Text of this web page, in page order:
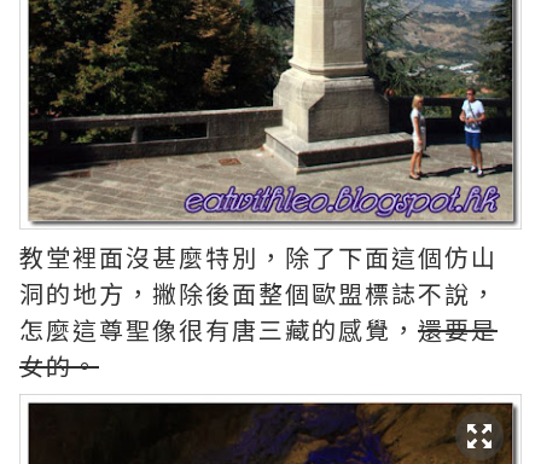
教堂裡面沒甚麼特別，除了下面這個仿山
洞的地方，撇除後面整個歐盟標誌不說，
怎麼這尊聖像很有唐三藏的感覺， 還要是
女的。